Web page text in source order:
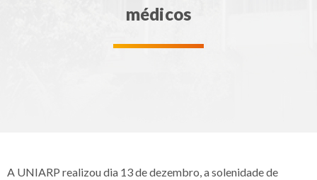
médicos
A UNIARP realizou dia 13 de dezembro, a solenidade de